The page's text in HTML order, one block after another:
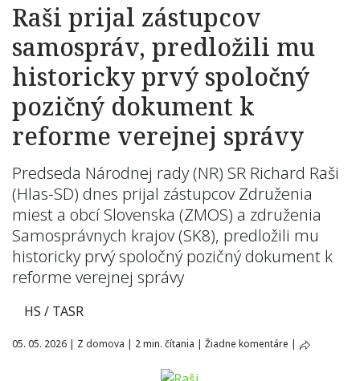
Raši prijal zástupcov
samospráv, predložili mu
historicky prvý spoločný
pozičný dokument k
reforme verejnej správy
Predseda Národnej rady (NR) SR Richard Raši
(Hlas-SD) dnes prijal zástupcov Združenia
miest a obcí Slovenska (ZMOS) a združenia
Samosprávnych krajov (SK8), predložili mu
historicky prvý spoločný pozičný dokument k
reforme verejnej správy
HS / TASR
05. 05. 2026 | Z domova | 2 min. čítania | Žiadne komentáre |